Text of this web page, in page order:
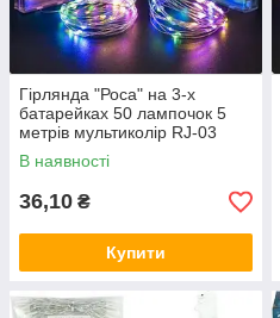
Гірлянда "Роса" на 3-х
батарейках 50 лампочок 5
метрів мультиколір RJ-03
MZOPT
В наявності
36,10 ₴
Купити